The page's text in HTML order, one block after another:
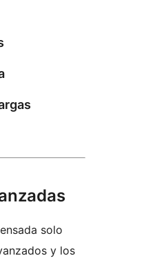
solo
y los